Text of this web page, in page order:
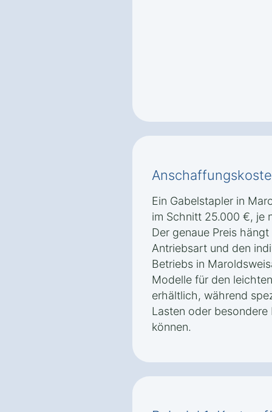
Ein Gabelstapler in
im Schnitt 25.000 €, je
Der genaue Preis
Antriebsart und den
Betriebs in
Modelle für den
erhältlich, während
Lasten oder
können.